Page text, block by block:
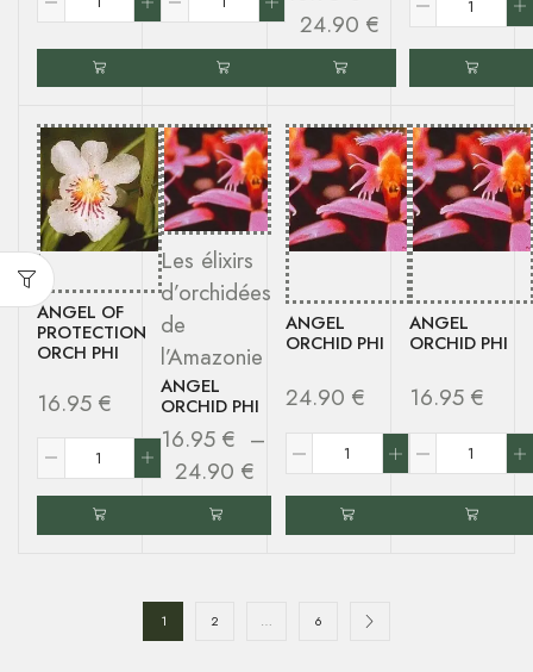
24.90 €
ANGEL OF
PROTECTION
ORCH PHI
16.95 €
Les élixirs
d’orchidées
de
l’Amazonie
ANGEL
ORCHID PHI
16.95€ –
24.90€
ANGEL
ORCHID PHI
24.90 €
ANGEL
ORCHID PHI
16.95 €
1 2 … 6